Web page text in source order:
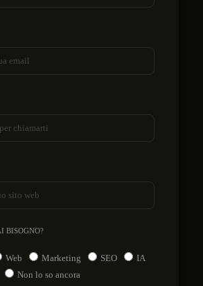
BISOGNO?
Web Marketing SEO
IA
Non lo so ancora